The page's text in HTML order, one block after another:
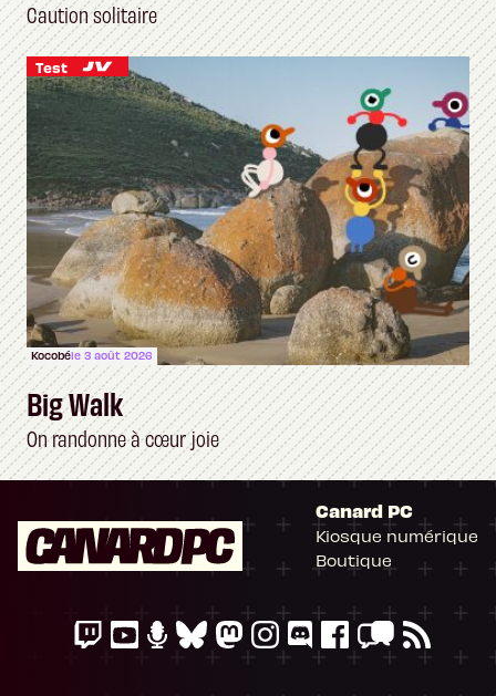
Caution solitaire
Test
Kocobéle 3 août 2026
Big Walk
On randonne à cœur joie
Canard PC
Kiosque numérique
Boutique